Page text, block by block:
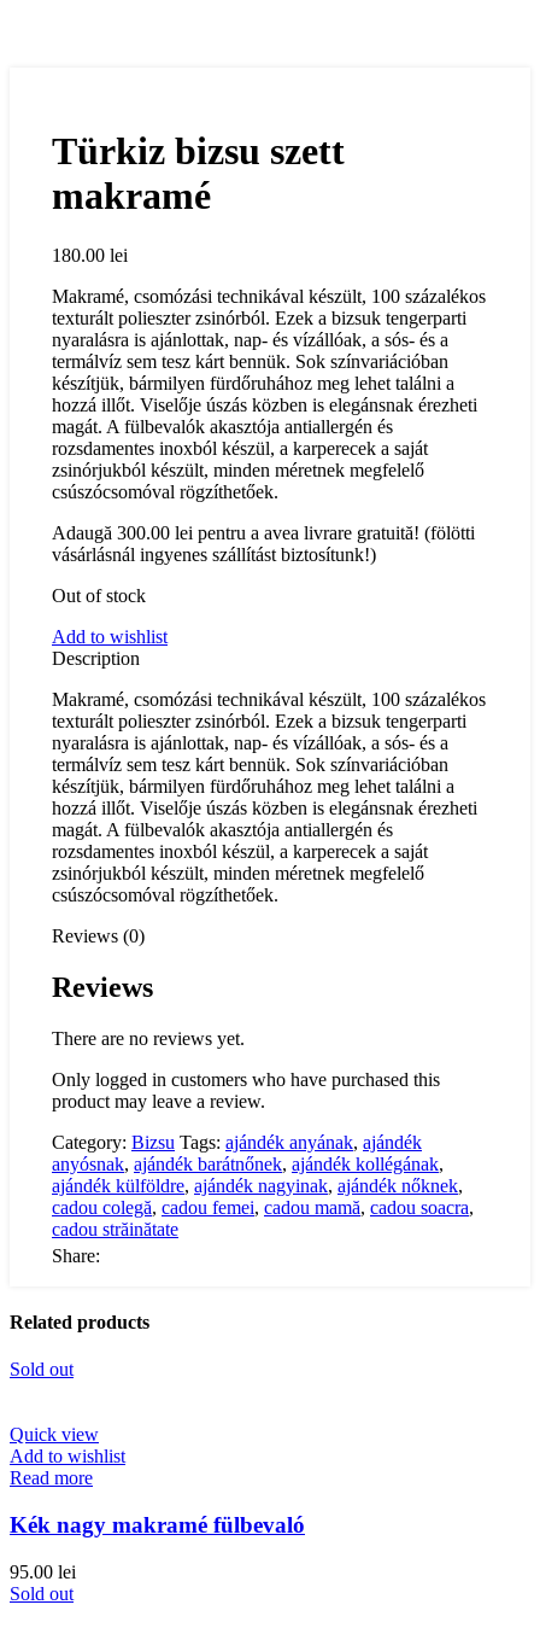
Türkiz bizsu szett
makramé
180.00 lei
Makramé, csomózási technikával készült, 100 százalékos
texturált polieszter zsinórból. Ezek a bizsuk tengerparti
nyaralásra is ajánlottak, nap- és vízállóak, a sós- és a
termálvíz sem tesz kárt bennük. Sok színvariációban
készítjük, bármilyen fürdőruhához meg lehet találni a
hozzá illőt. Viselője úszás közben is elegánsnak érezheti
magát. A fülbevalók akasztója antiallergén és
rozsdamentes inoxból készül, a karperecek a saját
zsinórjukból készült, minden méretnek megfelelő
csúszócsomóval rögzíthetőek.
Adaugă 300.00 lei pentru a avea livrare gratuită! (fölötti
vásárlásnál ingyenes szállítást biztosítunk!)
Out of stock
Add to wishlist
Description
Makramé, csomózási technikával készült, 100 százalékos
texturált polieszter zsinórból. Ezek a bizsuk tengerparti
nyaralásra is ajánlottak, nap- és vízállóak, a sós- és a
termálvíz sem tesz kárt bennük. Sok színvariációban
készítjük, bármilyen fürdőruhához meg lehet találni a
hozzá illőt. Viselője úszás közben is elegánsnak érezheti
magát. A fülbevalók akasztója antiallergén és
rozsdamentes inoxból készül, a karperecek a saját
zsinórjukból készült, minden méretnek megfelelő
csúszócsomóval rögzíthetőek.
Reviews (0)
Reviews
There are no reviews yet.
Only logged in customers who have purchased this
product may leave a review.
Category: Bizsu Tags: ajándék anyának, ajándék
anyósnak, ajándék barátnőnek, ajándék kollégának,
ajándék külföldre, ajándék nagyinak, ajándék nőknek,
cadou colegă, cadou femei, cadou mamă, cadou soacra,
cadou străinătate
Share:
Related products
Sold out
Quick view
Add to wishlist
Read more
Kék nagy makramé fülbevaló
95.00 lei
Sold out